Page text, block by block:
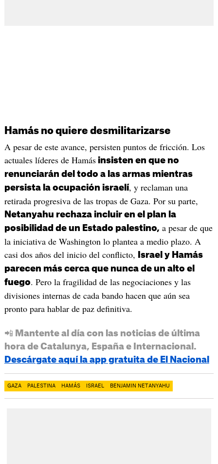
Hamás no quiere desmilitarizarse
A pesar de este avance, persisten puntos de fricción. Los
actuales líderes de Hamásinsisten en que no
renunciarán del todo a las armas mientras
persista la ocupación israelí, y reclaman una
retirada progresiva de las tropas de Gaza. Por su parte,
Netanyahu rechaza incluir en el plan la
posibilidad de un Estado palestino, a pesar de que
la iniciativa de Washington lo plantea a medio plazo. A
casi dos años del inicio del conflicto,
Israel y Hamás
parecen más cerca que nunca de un alto el
fuego. Pero la fragilidad de las negociaciones y las
divisiones internas de cada bando hacen que aún sea
pronto para hablar de paz definitiva.
📲 Mantente al día con las noticias de última
hora de Catalunya, España e Internacional.
Descárgate aquí la app gratuita de El Nacional
GAZA PALESTINA HAMÁS ISRAEL BENJAMIN NETANYAHU